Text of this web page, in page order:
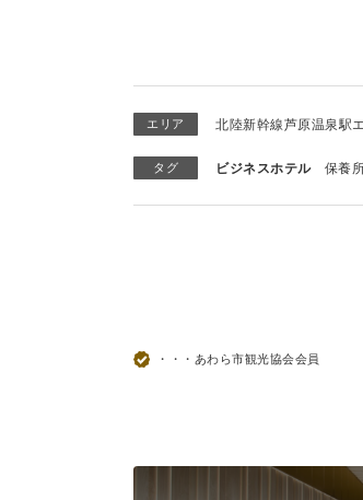
エリア 北陸新幹線芦原温泉駅
タグ ビジネスホテル 保養
・・・あわら市観光協会会員